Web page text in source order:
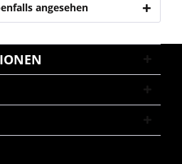
angesehen